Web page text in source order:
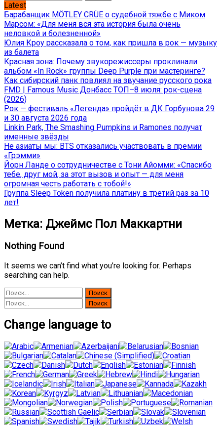
Latest
Барабанщик MÖTLEY CRÜE о судебной тяжбе с Миком
Марсом: «Для меня вся эта история была очень
неловкой и болезненной»
Юлия Кроу рассказала о том, как пришла в рок — музыку
из балета
Красная зона: Почему звукорежиссеры проклинали
альбом «In Rock» группы Deep Purple при мастеринге?
Как сибирский панк повлиял на звучание русского рока
FMD | Famous Music Донбасс ТОП–8 июля: рок-сцена
(2026)
Рок — фестиваль «Легенда» пройдёт в ДК Горбунова 29
и 30 августа 2026 года
Linkin Park, The Smashing Pumpkins и Ramones получат
именные звёзды
Не азиаты мы: BTS отказались участвовать в премии
«Грэмми»
Йорн Ланде о сотрудничестве с Тони Айомми: «Спасибо
тебе, друг мой, за этот вызов и опыт — для меня
огромная честь работать с тобой!»
Группа Sleep Token получила платину в третий раз за 10
лет!
Метка: Джеймс Пол Маккартни
Nothing Found
It seems we can’t find what you’re looking for. Perhaps
searching can help.
Найти:
Найти:
Change language to